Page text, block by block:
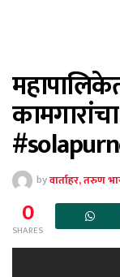
byवार्ताहर, तरुण
0
SHARES